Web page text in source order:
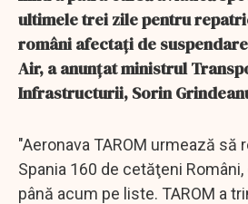
ultimele trei zile pentru
români afectaţi de
Air, a anunţat ministrul
Infrastructurii, Sorin
"Aeronava TAROM urmează să
Spania 160 de cetăţeni
până acum pe liste. TAROM a